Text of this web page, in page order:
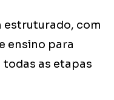
estruturado, com
ensino para
as etapas